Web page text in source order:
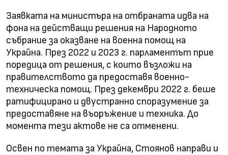
Заявката на министъра на отбраната идва на
фона на действащи решения на Народното
събрание за оказване на военна помощ на
Украйна. През 2022 и 2023 г. парламентът прие
поредица от решения, с които възложи на
правителството да предоставя военно-
техническа помощ. През декември 2022 г. беше
ратифицирано и двустранно споразумение за
предоставяне на въоръжение и техника. До
момента тези актове не са отменени.
Освен по темата за Украйна, Стоянов направи и